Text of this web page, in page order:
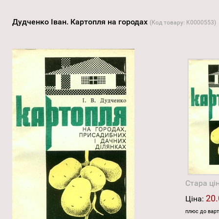
Дудченко Іван. Картопля на городах (Код товару: K0000553)
Стара
Ціна:
плюс до